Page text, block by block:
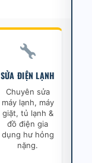
SỬA ĐIỆN LẠNH
Chuyên sửa
máy lạnh, máy
giặt, tủ lạnh &
đồ điện gia
dụng hư hỏng
nặng.